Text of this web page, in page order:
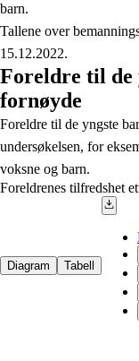
barn.
Tallene over
15.12.2022.
Foreldre til de
fornøyde
Foreldre til de yngste
undersøkelsen, for
voksne og barn.
Foreldrenes tilfredshet
Diagram Tabell